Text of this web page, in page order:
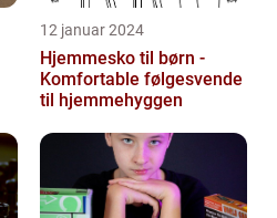
12 januar 2024
Hjemmesko til børn -
Komfortable følgesvende
til hjemmehyggen